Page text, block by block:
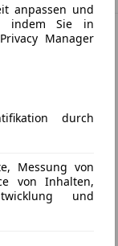
anpassen und
indem Sie in
Manager
durch
Messung von
von Inhalten,
und